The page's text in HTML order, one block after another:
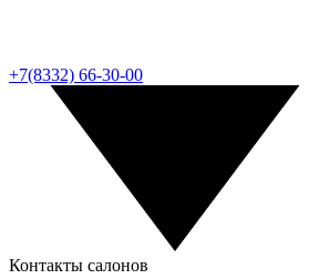
+7(8332) 66-30-00
Контакты салонов